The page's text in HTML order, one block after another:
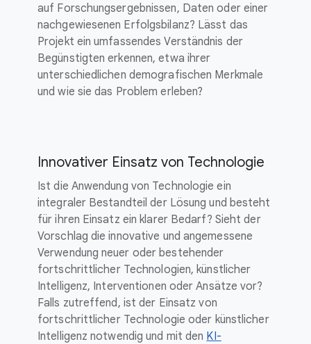
auf Forschungsergebnissen, Daten oder einer
nachgewiesenen Erfolgsbilanz? Lässt das
Projekt ein umfassendes Verständnis der
Begünstigten erkennen, etwa ihrer
unterschiedlichen demografischen Merkmale
und wie sie das Problem erleben?
Innovativer Einsatz von Technologie
Ist die Anwendung von Technologie ein
integraler Bestandteil der Lösung und besteht
für ihren Einsatz ein klarer Bedarf? Sieht der
Vorschlag die innovative und angemessene
Verwendung neuer oder bestehender
fortschrittlicher Technologien, künstlicher
Intelligenz, Interventionen oder Ansätze vor?
Falls zutreffend, ist der Einsatz von
fortschrittlicher Technologie oder künstlicher
Intelligenz notwendig und mit den KI-